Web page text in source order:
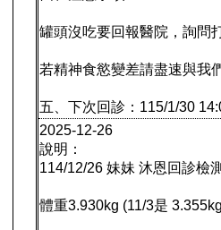
罐頭沒吃要回報醫院，詢問
若精神食慾變差請盡速與我
五、下次回診：115/1/30
2025-12-26
說明：
114/12/26 妹妹 沐恩回診檢
體重3.930kg (11/3是